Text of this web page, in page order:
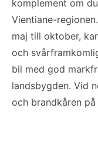
komplement om
Vientiane-
maj till oktober,
och
bil med god
landsbygden. Vid
och brandkåren på